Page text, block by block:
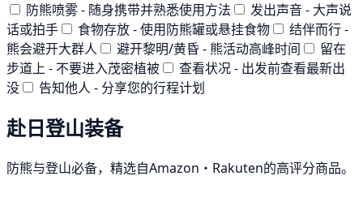
防熊喷雾 - 随身携带并熟悉使用方法
发出声音 - 大声说
话或拍手
食物存放 - 使用防熊罐或悬挂食物
结伴而行 -
熊会避开大群人
避开黎明/黄昏 - 熊活动高峰时间
留在
步道上 - 不要进入茂密植被
查看状况 - 出发前查看最新出
没
告知他人 - 分享您的行程计划
赴日登山装备
防熊与登山必备，精选自Amazon・Rakuten的高评分商品。